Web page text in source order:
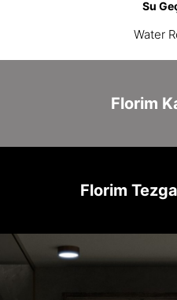
Su
Water
Florim
Florim